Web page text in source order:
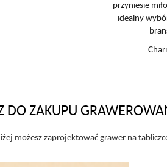
przyniesie
idealny
DO ZAKUPU
możesz zaprojektować grawer na